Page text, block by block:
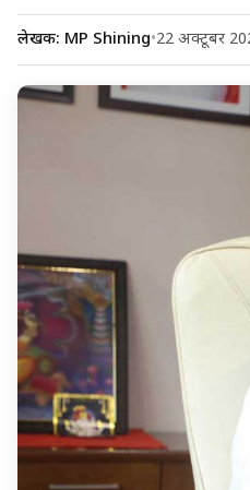
लेखक: MP Shining•22 अक्टूबर